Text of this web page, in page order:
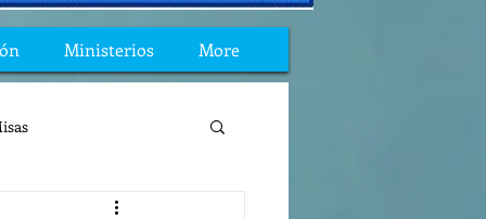
Ministerios More